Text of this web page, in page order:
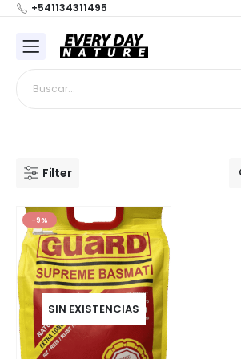
+541134311495
Filter
-9%
SIN EXISTENCIAS